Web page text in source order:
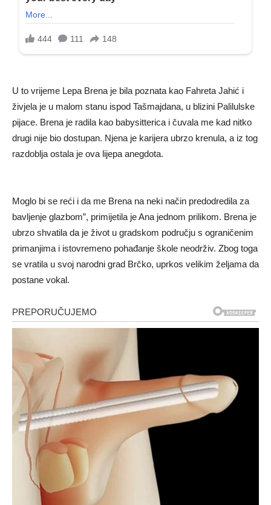
U to vrijeme Lepa Brena je bila poznata kao Fahreta Jahić i
živjela je u malom stanu ispod Tašmajdana, u blizini Palilulske
pijace. Brena je radila kao babysitterica i čuvala me kad nitko
drugi nije bio dostupan. Njena je karijera ubrzo krenula, a iz tog
razdoblja ostala je ova lijepa anegdota.
Moglo bi se reći i da me Brena na neki način predodredila za
bavljenje glazbom”, primijetila je Ana jednom prilikom. Brena je
ubrzo shvatila da je život u gradskom području s ograničenim
primanjima i istovremeno pohađanje škole neodrživ. Zbog toga
se vratila u svoj narodni grad Brčko, uprkos velikim željama da
postane vokal.